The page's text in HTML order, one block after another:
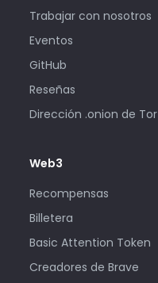
Trabajar con nosotros
Eventos
GitHub
Reseñas
Dirección .onion de Tor
Web3
Recompensas
Billetera
Basic Attention Token
Creadores de Brave